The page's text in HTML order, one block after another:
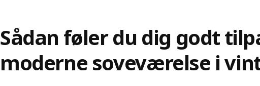
Sådan føler du dig godt
moderne soveværelse i